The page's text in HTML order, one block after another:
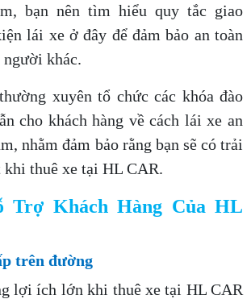
bạn nên tìm hiểu quy tắc giao
lái xe ở đây để đảm bảo an toàn
người khác.
xuyên tổ chức các khóa đào
cho khách hàng về cách lái xe an
nhằm đảm bảo rằng bạn sẽ có trải
khi thuê xe tại HL CAR.
Trợ Khách Hàng Của HL
trên đường
lợi ích lớn khi thuê xe tại HL CAR